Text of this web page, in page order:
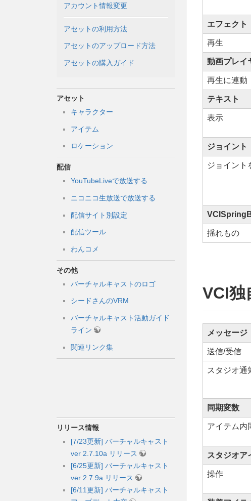
アカウント情報変更
アセットの利用方法
アセットのアップロード方法
アセットの購入ガイド
アセット
キャラクター
アイテム
ロケーション
配信
YouTubeLiveで放送する
ニコニコ生放送で放送する
配信サイト別設定
配信ツール
わんコメ
その他
バーチャルキャストのロゴ
シードさんのVRM
バーチャルキャスト活動ガイド
ライン
関連リンク集
リリース情報
[7/23更新] バーチャルキャスト
ver 2.7.10a リリース
[6/25更新] バーチャルキャスト
ver 2.7.9a リリース
[6/11更新] バーチャルキャスト
エフェクト
再生
動画プレイ
再生に連動
テキスト
表示
ジョイント
ジョイント
揺れもの
VCI独
メッセージ
送信/受信
スタジオ通
同期変数
アイテム内
スタジオ
操作